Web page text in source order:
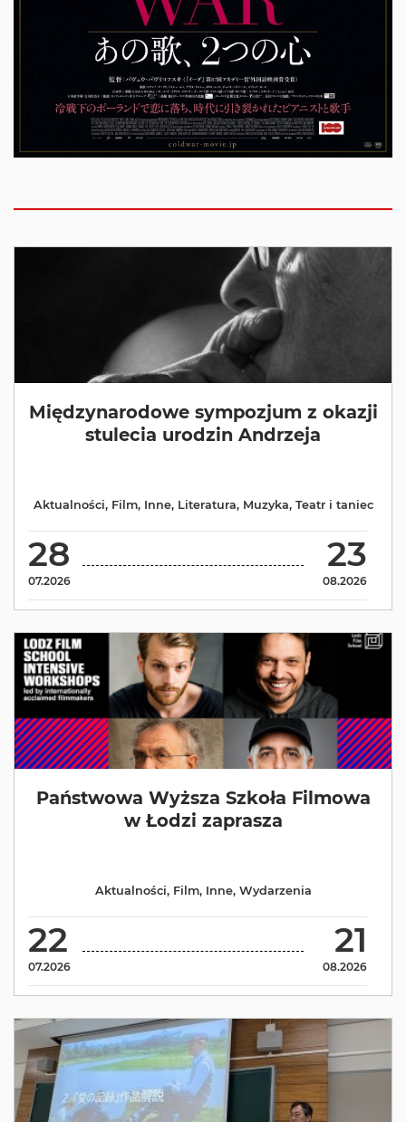
Międzynarodowe sympozjum z okazji
stulecia urodzin Andrzeja
28
07.2026
23
08.2026
Aktualności, Film, Inne, Literatura, Muzyka, Teatr i taniec
Państwowa Wyższa Szkoła Filmowa
w Łodzi zaprasza
22
07.2026
21
08.2026
Aktualności, Film, Inne, Wydarzenia